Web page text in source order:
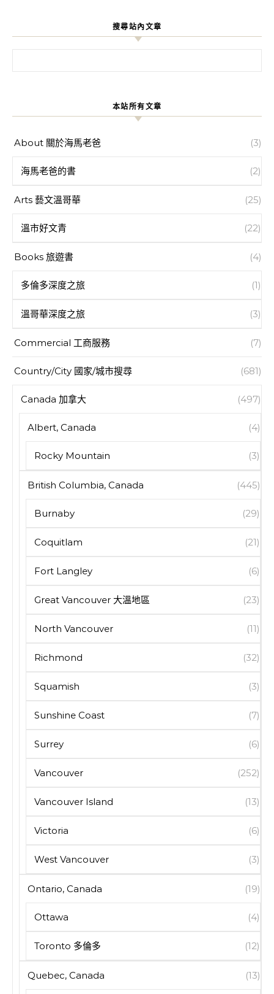
搜尋站內文章
本站所有文章
About 關於海馬老爸 (3)
海馬老爸的書 (2)
Arts 藝文溫哥華 (25)
溫市好文青 (22)
Books 旅遊書 (4)
多倫多深度之旅 (1)
溫哥華深度之旅 (3)
Commercial 工商服務 (7)
Country/City 國家/城市搜尋 (681)
Canada 加拿大 (497)
Albert, Canada (4)
Rocky Mountain (3)
British Columbia, Canada (445)
Burnaby (29)
Coquitlam (21)
Fort Langley (6)
Great Vancouver 大溫地區 (23)
North Vancouver (11)
Richmond (32)
Squamish (3)
Sunshine Coast (7)
Surrey (6)
Vancouver (252)
Vancouver Island (13)
Victoria (6)
West Vancouver (3)
Ontario, Canada (19)
Ottawa (4)
Toronto 多倫多 (12)
Quebec, Canada (13)